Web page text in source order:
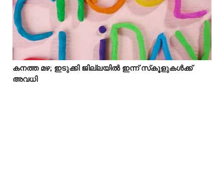
  
കനത്ത മഴ; ഇടുക്കി ജില്ലയിൽ ഇന്ന് സ്‌കൂളുകൾക്ക്
അവധി